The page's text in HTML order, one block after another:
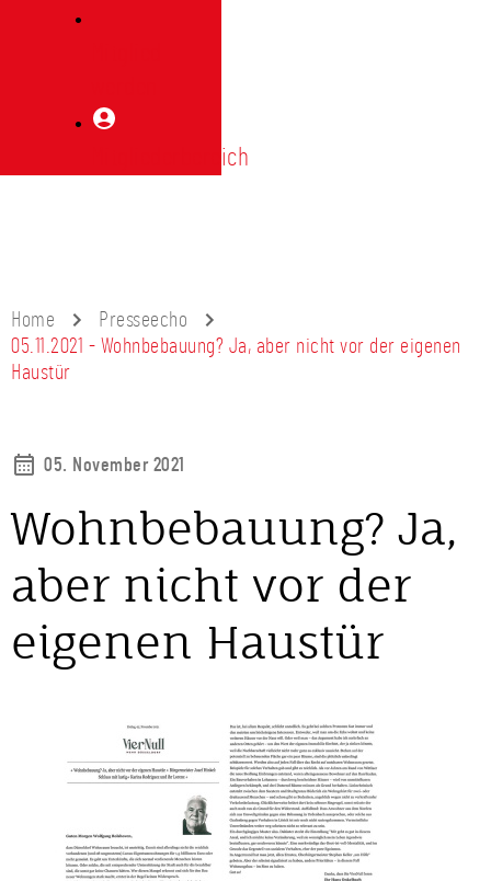
Mitgliederbereich
Home
Presseecho
05.11.2021 - Wohnbebauung? Ja, aber nicht vor der eigenen
Haustür
05. November 2021
Wohnbebauung? Ja,
aber nicht vor der
eigenen Haustür